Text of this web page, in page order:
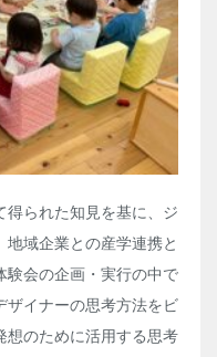
得られた知見を基に、ジ
域企業との産学連携と
験会の企画・実行の中で
ザイナーの思考方法をビ
想のために活用する思考